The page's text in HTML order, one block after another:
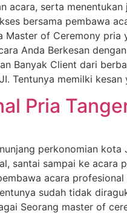
acara, serta
bersama pembawa
of Ceremony
Anda Berkesan
Banyak Client dari
Tentunya memilki kesan
Pria
perkonomian
sampai ke acara
acara
sudah tidak
Seorang master of